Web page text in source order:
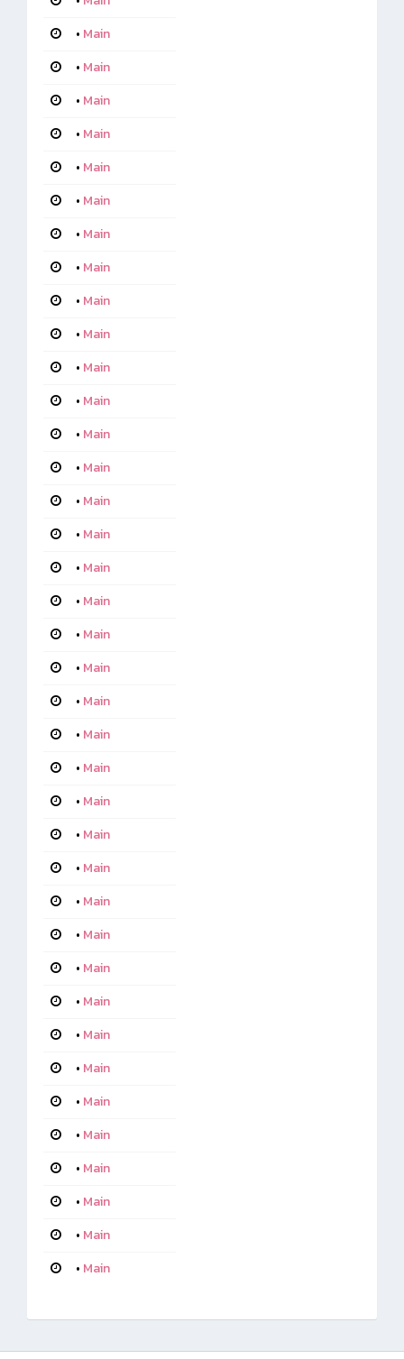
• Main
• Main
• Main
• Main
• Main
• Main
• Main
• Main
• Main
• Main
• Main
• Main
• Main
• Main
• Main
• Main
• Main
• Main
• Main
• Main
• Main
• Main
• Main
• Main
• Main
• Main
• Main
• Main
• Main
• Main
• Main
• Main
• Main
• Main
• Main
• Main
• Main
• Main